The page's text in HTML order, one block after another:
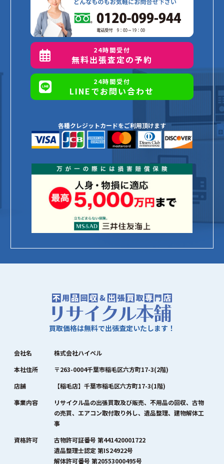
24時間受付
無料出張査定の予約
24時間受付
LINEでお問い合わせ
各種クレジットカードをご利用頂けます
買取価格は無料で出張査定いたします！
会社名
株式会社ハイペル
本社住所
〒263-0004千葉市稲毛区六方町17-3(2階)
店舗
【稲毛店】千葉市稲毛区六方町17-3(1階)
事業内容
リサイクル品の出張買取及び販売、不用品の回収、古物
の売買、エアコン取付取り外し、遺品整理、建物解体工
事
資格許可
古物許可証番号 第441420001722
遺品整理士認定 第IS24922号
解体許可番号 第20553000495号